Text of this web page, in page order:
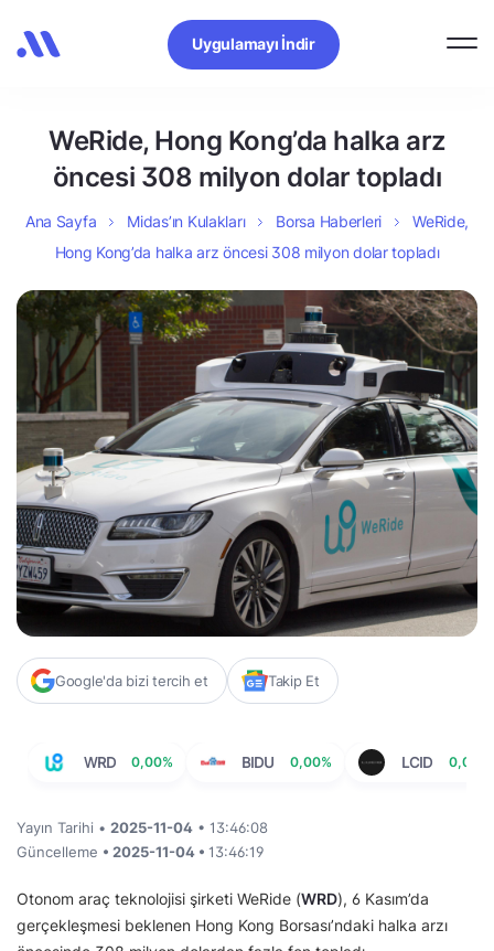
Uygulamayı İndir
WeRide, Hong Kong’da halka arz
öncesi 308 milyon dolar topladı
Ana Sayfa Midas’ın Kulakları Borsa Haberleri
WeRide,
Hong Kong’da halka arz öncesi 308 milyon dolar topladı
Google'da bizi tercih et Takip Et
WRD 0,00% BIDU 0,00% LCID 0,00%
Yayın Tarihi • 2025-11-04 • 13:46:08
Güncelleme • 2025-11-04 • 13:46:19
Otonom araç teknolojisi şirketi WeRide (WRD), 6 Kasım’da
gerçekleşmesi beklenen Hong Kong Borsası’ndaki halka arzı